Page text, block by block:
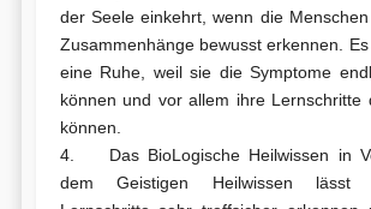
der Seele einkehrt, wenn die
Zusammenhänge bewusst erkennen.
eine Ruhe, weil sie die Symptome
können und vor allem ihre Lernschritte
können.
4. Das BioLogische Heilwissen in
dem Geistigen Heilwissen lässt